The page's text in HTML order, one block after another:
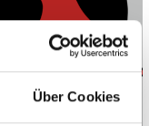
Über Cookies